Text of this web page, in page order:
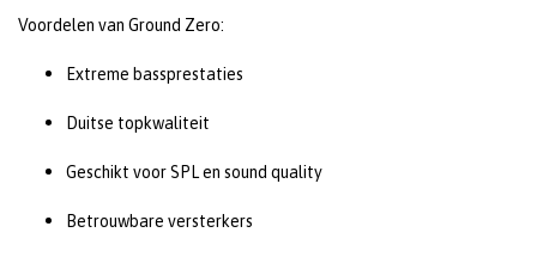
Voordelen van Ground Zero:
Extreme bassprestaties
Duitse topkwaliteit
Geschikt voor SPL en sound quality
Betrouwbare versterkers